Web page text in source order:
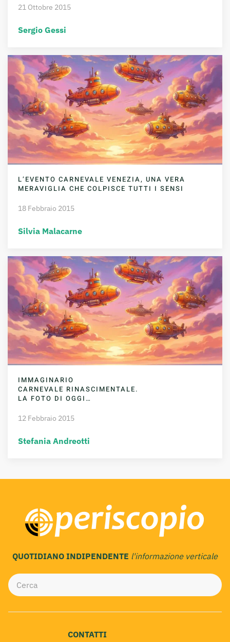
21 Ottobre 2015
Sergio Gessi
L’EVENTO CARNEVALE VENEZIA, UNA VERA
MERAVIGLIA CHE COLPISCE TUTTI I SENSI
18 Febbraio 2015
Silvia Malacarne
IMMAGINARIO
CARNEVALE RINASCIMENTALE.
LA FOTO DI OGGI…
12 Febbraio 2015
Stefania Andreotti
QUOTIDIANO INDIPENDENTE l'informazione verticale
CONTATTI